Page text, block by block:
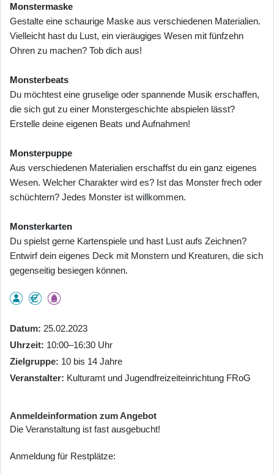
Monstermaske
Gestalte eine schaurige Maske aus verschiedenen Materialien.
Vielleicht hast du Lust, ein vieräugiges Wesen mit fünfzehn
Ohren zu machen? Tob dich aus!
Monsterbeats
Du möchtest eine gruselige oder spannende Musik erschaffen,
die sich gut zu einer Monstergeschichte abspielen lässt?
Erstelle deine eigenen Beats und Aufnahmen!
Monsterpuppe
Aus verschiedenen Materialien erschaffst du ein ganz eigenes
Wesen. Welcher Charakter wird es? Ist das Monster frech oder
schüchtern? Jedes Monster ist willkommen.
Monsterkarten
Du spielst gerne Kartenspiele und hast Lust aufs Zeichnen?
Entwirf dein eigenes Deck mit Monstern und Kreaturen, die sich
gegenseitig besiegen können.
Datum 25.02.2023
Uhrzeit 10:00–16:30 Uhr
Zielgruppe 10 bis 14 Jahre
Veranstalter Kulturamt und Jugendfreizeiteinrichtung FRoG
Anmeldeinformation zum Angebot
Die Veranstaltung ist fast ausgebucht!
Anmeldung für Restplätze: